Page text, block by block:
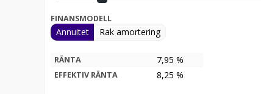
FINANSMODELL
Annuitet Rak amortering
RÄNTA 7,95 %
EFFEKTIV RÄNTA 8,25 %